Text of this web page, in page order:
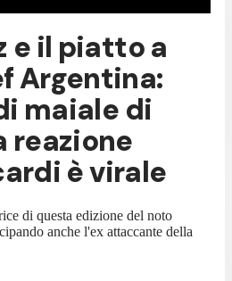
e il piatto a
Argentina:
maiale di
reazione
è virale
di questa edizione del noto
anche l'ex attaccante della